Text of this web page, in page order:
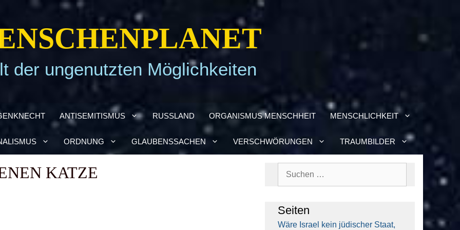
der ungenutzten Möglichkeiten
ANTI­SE­MI­TIS­MUS RUSS­LAND ORGA­NIS­MUS MENSCH­HEIT MENSCH­LICH­KEIT
ORD­NUNG GLAU­BENS­SA­CHEN VER­SCHWÖ­RUN­GEN TRAUM­BIL­DER
KAT­ZE
Sei­ten
Wäre Isra­el kein jüdi­scher Staat,